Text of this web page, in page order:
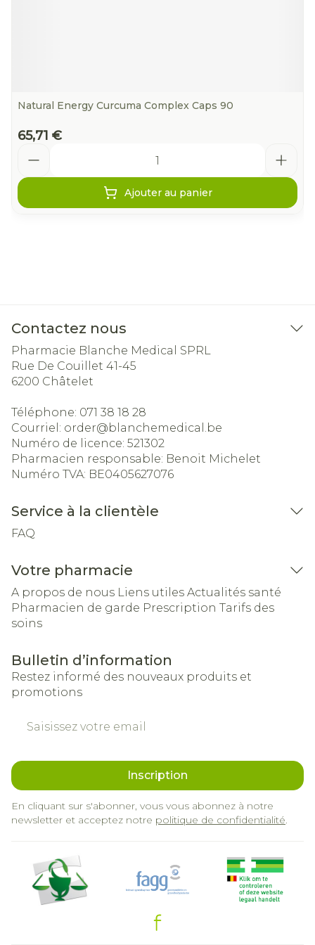
Natural Energy Curcuma Complex Caps 90
65,71 €
Ajouter au panier
Contactez nous
Pharmacie Blanche Medical SPRL
Rue De Couillet 41-45
6200 Châtelet
Téléphone: 071 38 18 28
Courriel: order@blanchemedical.be
Numéro de licence: 521302
Pharmacien responsable: Benoit Michelet
Numéro TVA: BE0405627076
Service à la clientèle
FAQ
Votre pharmacie
A propos de nous Liens utiles Actualités santé
Pharmacien de garde Prescription Tarifs des
soins
Bulletin d’information
Restez informé des nouveaux produits et
promotions
Inscription
En cliquant sur s'abonner, vous vous abonnez à notre
newsletter et acceptez notre politique de confidentialité.